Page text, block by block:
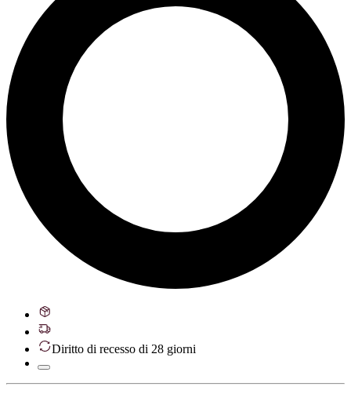
Diritto di recesso di 28 giorni